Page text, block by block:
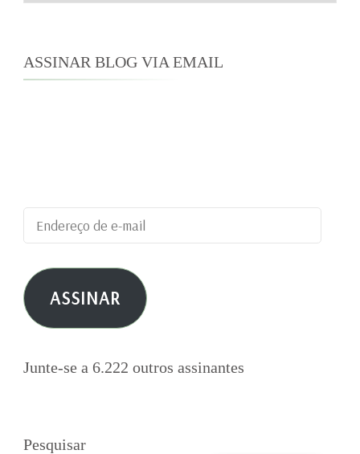
ASSINAR BLOG VIA EMAIL
Endereço
de
e-
mail ASSINAR
Junte-se a 6.222 outros assinantes
Pesquisar